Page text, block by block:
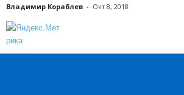
Владимир Кораблев - Окт 8, 2018